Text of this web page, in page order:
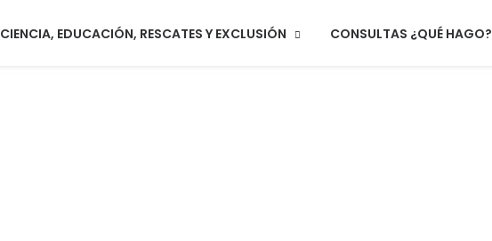
CIENCIA, EDUCACIÓN, RESCATES Y EXCLUSIÓN CONSULTAS ¿QUÉ HAGO?